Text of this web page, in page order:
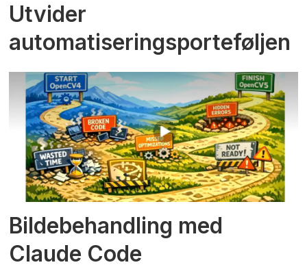
Utvider
automatiseringsporteføljen
Bildebehandling med
Claude Code